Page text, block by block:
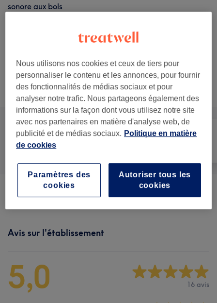
sonore aux bols
Ce n'est pas ce que vous recherchiez ?
Recherchez dans notre liste de prestations
Tout
Équilibre Énergétique
Avis sur l'établissement
5,0 16 avis
Nous utilisons nos cookies et ceux de tiers pour
personnaliser le contenu et les annonces, pour fournir
des fonctionnalités de médias sociaux et pour
analyser notre trafic. Nous partageons également des
informations sur la façon dont vous utilisez notre site
avec nos partenaires en matière d'analyse web, de
publicité et de médias sociaux. Politique en matière
de cookies
Autoriser tous les
cookies
Paramètres des
cookies